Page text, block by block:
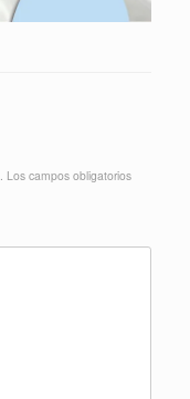
Los campos obligatorios